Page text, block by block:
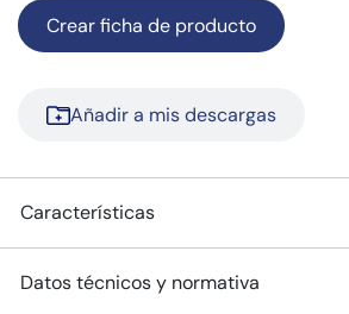
Crear ficha de producto
Añadir a mis descargas
Características
Datos técnicos y normativa